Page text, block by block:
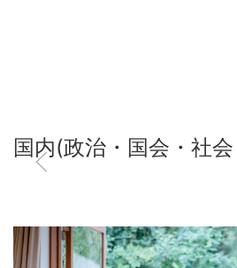
国内(政治・国会・社